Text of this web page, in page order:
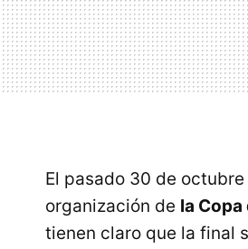
El pasado 30 de
organización de la
tienen claro que la final